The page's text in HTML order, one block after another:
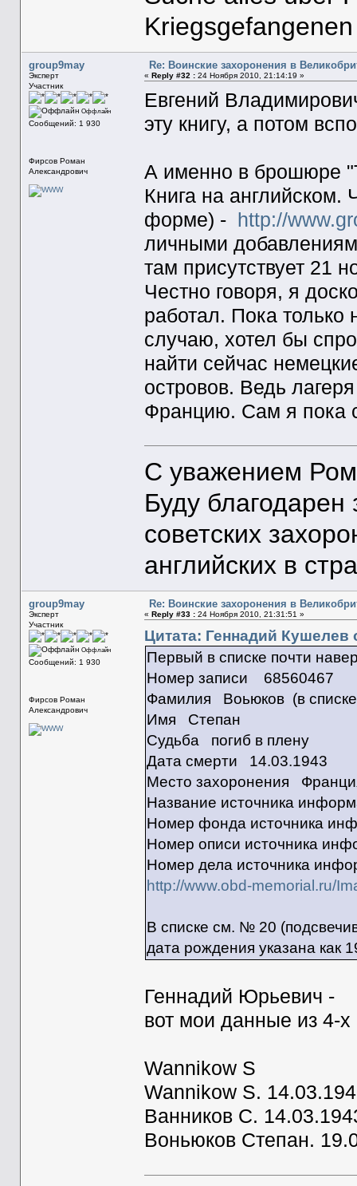
Kriegsgefangenen
group9may
Эксперт
Участник
Оффлайн
Сообщений: 1 930
Фирсов Роман
Александрович
Re: Воинские захоронения в
« Reply #32 :24 Ноября 2010, 21:14:19 »
Евгений
эту книгу, а потом
А именно в брошюре
Книга на английском.
форме) - http://
личными
там присутствует 21
Честно говоря, я
работал. Пока только
случаю, хотел бы
найти сейчас
островов. Ведь
Францию. Сам я пока
С уважением
Буду
советских
английских в
group9may
Эксперт
Участник
Оффлайн
Сообщений: 1 930
Фирсов Роман
Александрович
Re: Воинские захоронения в
« Reply #33 :24 Ноября 2010, 21:31:51 »
Цитата: Геннадий Кушелев
Первый в списке почти
Номер записи 68560467
Фамилия Воьюков (в списке
Имя Степан
Судьба погиб в плену
Дата смерти 14.03.1943
Место захоронения
Название источника
Номер фонда источника
Номер описи источника
Номер дела источника
http://www.obd-memorial.ru/
В списке см. № 20
дата рождения указана как
Геннадий Юрьевич -
вот мои данные из 4-х
Wannikow S
Wannikow S.
Ванников С.
Воньюков Степан.